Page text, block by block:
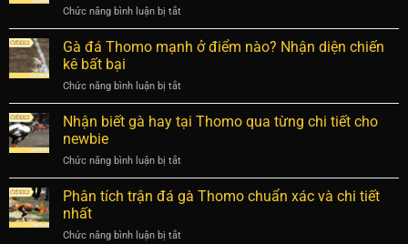
không
rời
mắt
nhanh?
Sự
thật
các
trận
đấu
Chức năng bình luận bị tắtở
Thời
gian
Thomo
bao
lâu?
chi
tiết
nhất
Gà đá Thomo mạnh ở điểm nào? Nhận diện chiến
kê bất bại
Chức năng bình luận bị tắtở
Gà
đá
Thomo
ở
điểm
nào?
chiến
Nhận biết gà hay tại Thomo qua từng chi tiết cho
newbie
Chức năng bình luận bị tắtở
Nhận
biết
gà
tại
Phân tích trận đá gà Thomo chuẩn xác và chi tiết
nhất
Chức năng bình luận bị tắtở